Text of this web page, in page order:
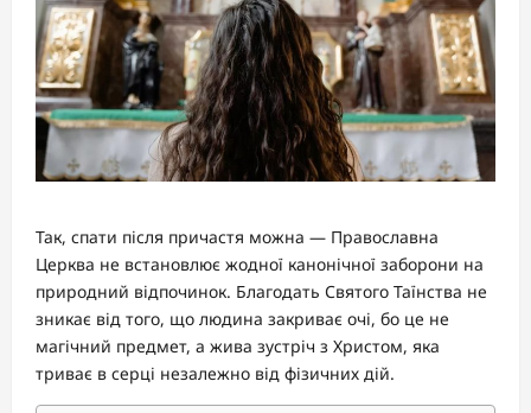
Так, спати після причастя можна — Православна
Церква не встановлює жодної канонічної заборони на
природний відпочинок. Благодать Святого Таїнства не
зникає від того, що людина закриває очі, бо це не
магічний предмет, а жива зустріч з Христом, яка
триває в серці незалежно від фізичних дій.